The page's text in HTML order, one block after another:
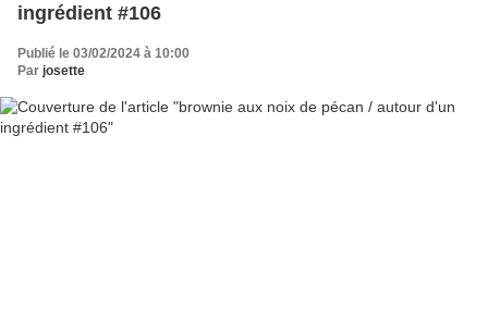
ingrédient #106
Publié le 03/02/2024 à 10:00
Par josette